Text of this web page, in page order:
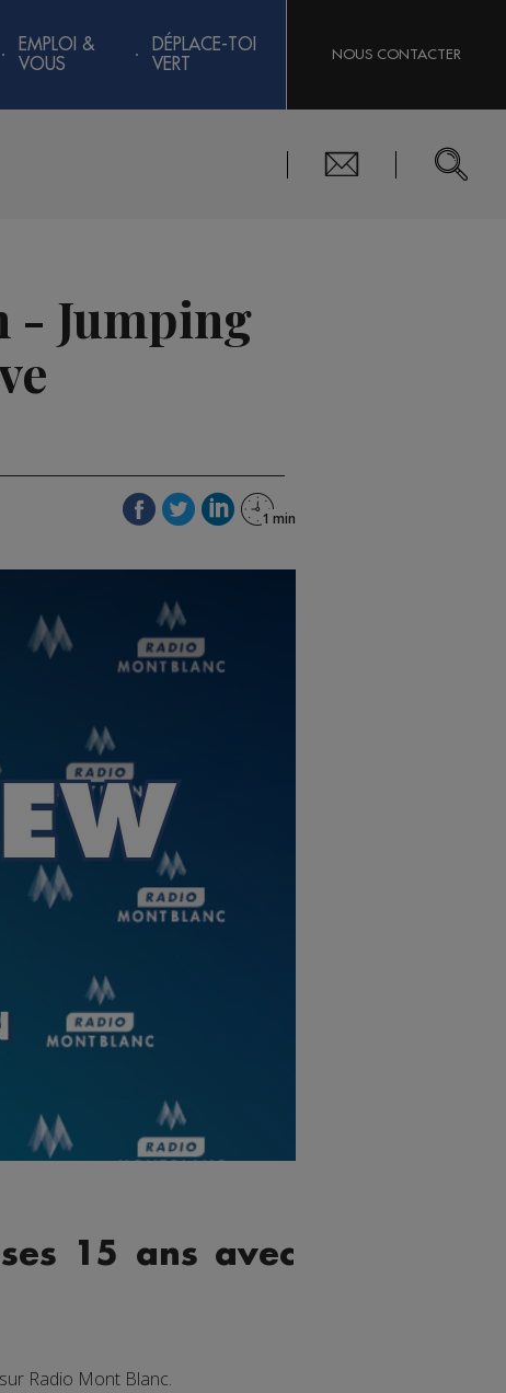
EMPLOI &
VOUS
DÉPLACE-TOI
VERT
NOUS CONTACTER
- Jumping
15 ans avec
Radio Mont Blanc.